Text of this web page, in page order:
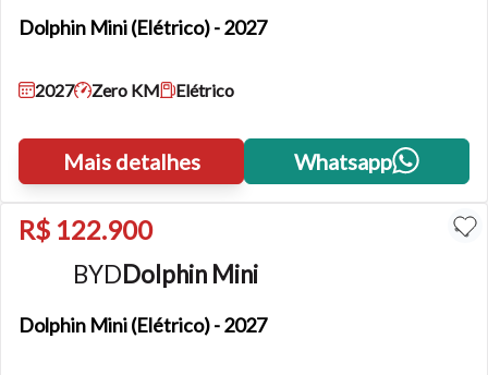
Dolphin Mini(Elétrico) - 2027
2027 Zero KM Elétrico
Mais detalhes Whatsapp
R$ 122.900
BYDDolphin Mini
Dolphin Mini(Elétrico) - 2027